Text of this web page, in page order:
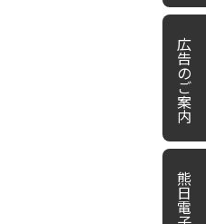
広
告
の
ご
案
内
熊
日
電